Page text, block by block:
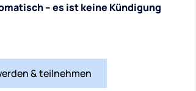
– es ist keine Kündigung
& teilnehmen